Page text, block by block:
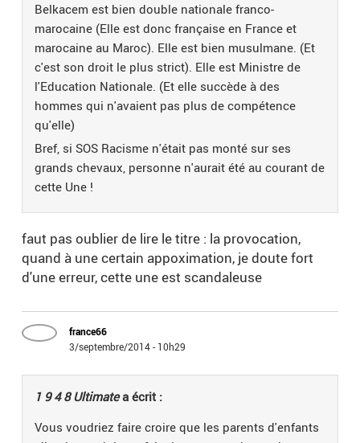
Belkacem est bien double nationale franco-
marocaine (Elle est donc française en France et
marocaine au Maroc). Elle est bien musulmane. (Et
c'est son droit le plus strict). Elle est Ministre de
l'Education Nationale. (Et elle succède à des
hommes qui n'avaient pas plus de compétence
qu'elle)
Bref, si SOS Racisme n'était pas monté sur ses
grands chevaux, personne n'aurait été au courant de
cette Une !
faut pas oublier de lire le titre : la provocation,
quand à une certain appoximation, je doute fort
d'une erreur, cette une est scandaleuse
france66
3/septembre/2014 - 10h29
1 9 4 8 Ultimatea écrit :
Vous voudriez faire croire que les parents d'enfants